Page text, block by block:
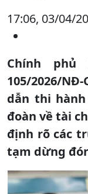
17:06, 03/04/
Chính
105/2026/
dẫn thi
đoàn về tài
định rõ các
tạm dừng